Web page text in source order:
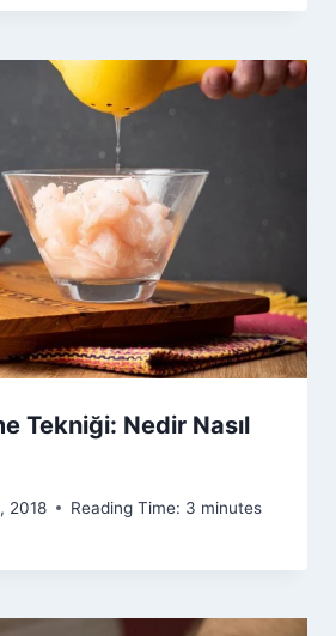
Tekniği: Nedir Nasıl
2018 Reading Time: 3 minutes